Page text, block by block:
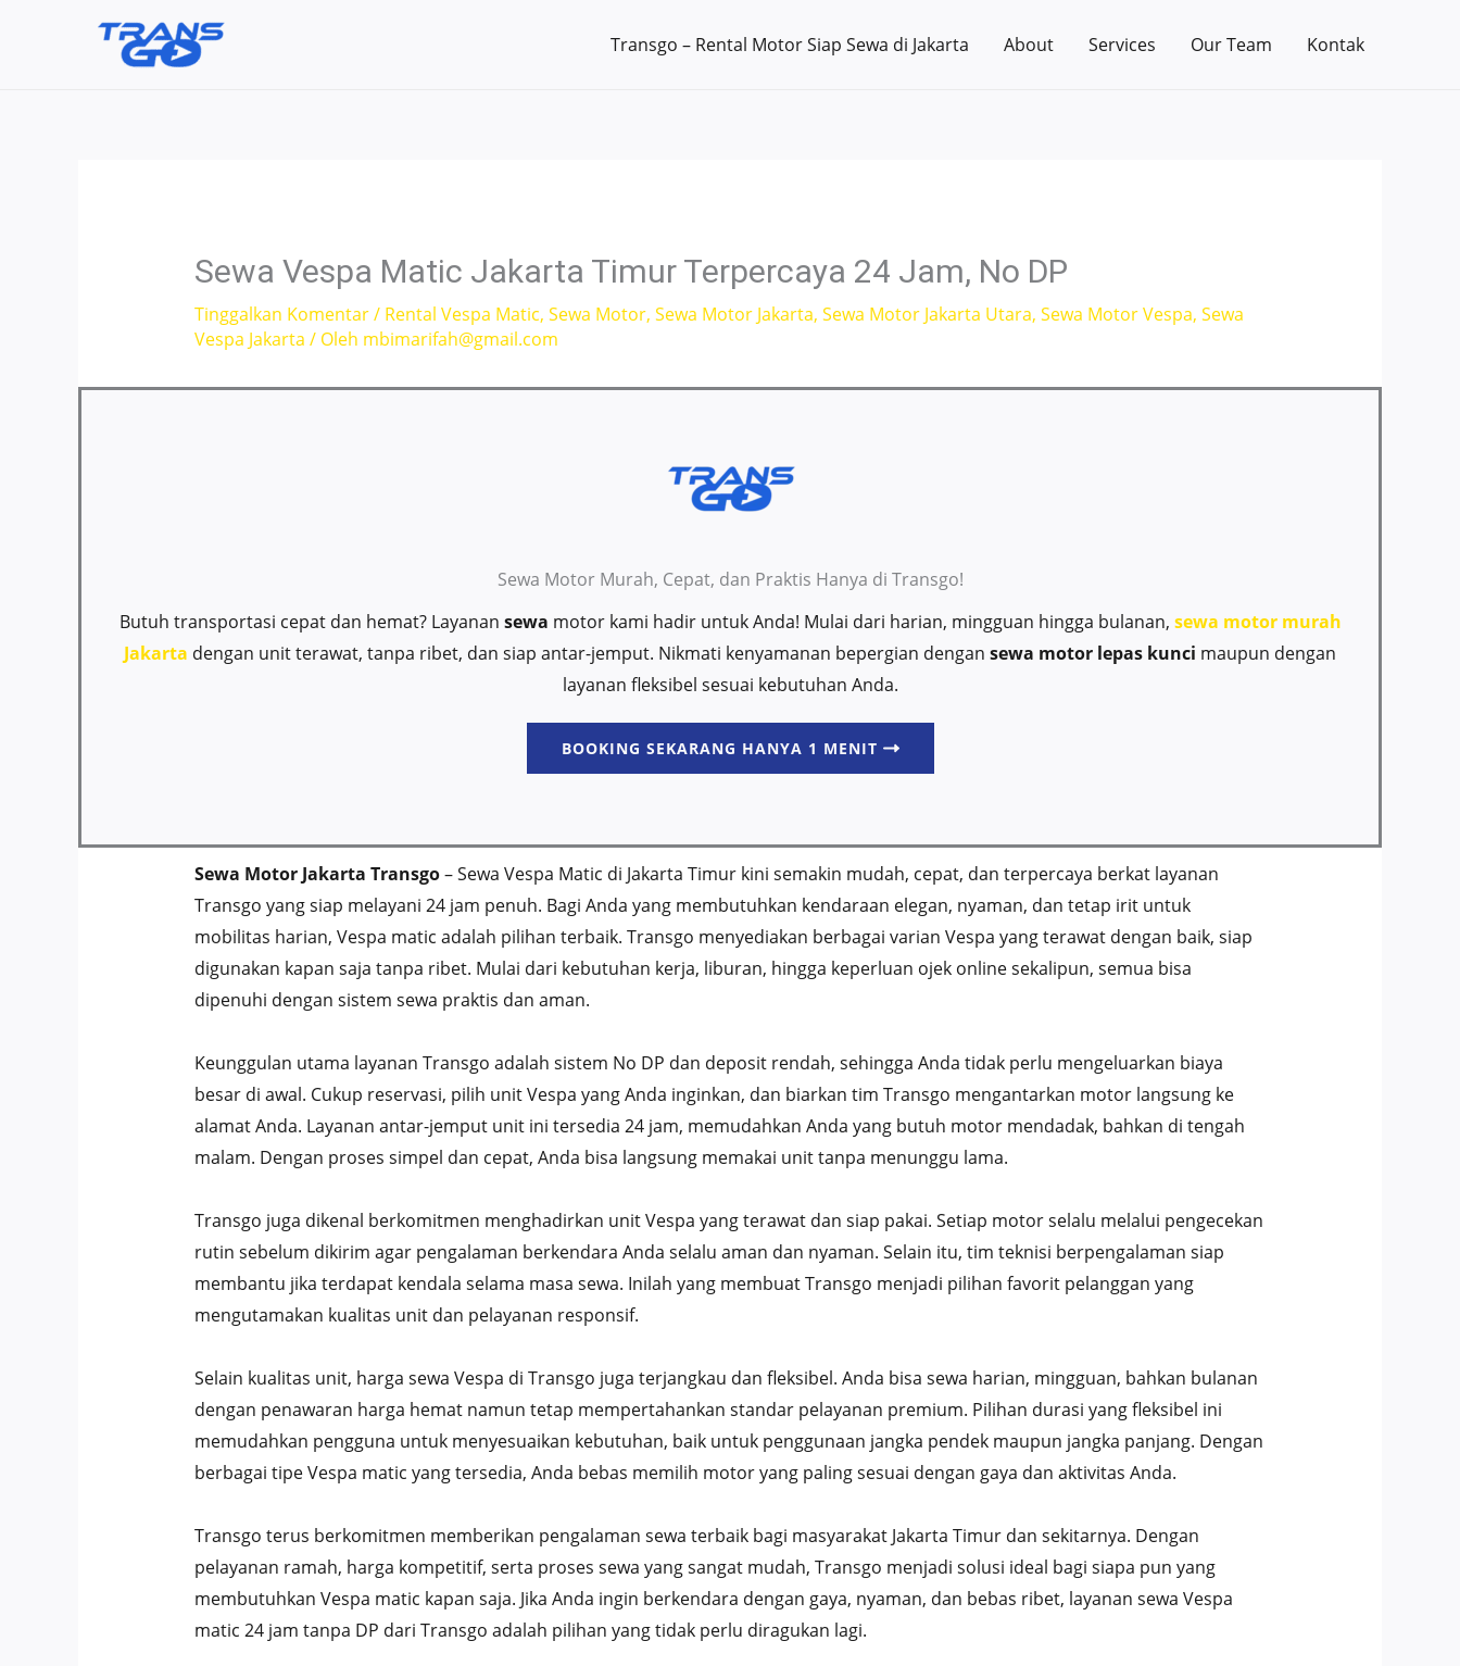
Transgo – Rental Motor Siap Sewa di Jakarta About Services Our Team Kontak
Sewa Vespa Matic Jakarta Timur Terpercaya 24 Jam, No DP
Tinggalkan Komentar/ Rental Vespa Matic, Sewa Motor, Sewa Motor Jakarta, Sewa Motor Jakarta Utara, Sewa Motor Vespa, Sewa
Vespa Jakarta / Oleh mbimarifah@gmail.com
Sewa Motor Murah, Cepat, dan Praktis Hanya di Transgo!
Butuh transportasi cepat dan hemat? Layanan sewa motor kami hadir untuk Anda! Mulai dari harian, mingguan hingga bulanan, sewa motor murah
Jakarta dengan unit terawat, tanpa ribet, dan siap antar-jemput. Nikmati kenyamanan bepergian dengan sewa motor lepas kunci maupun dengan
layanan fleksibel sesuai kebutuhan Anda.
BOOKING SEKARANG HANYA 1 MENIT
Sewa Motor Jakarta Transgo– Sewa Vespa Matic di Jakarta Timur kini semakin mudah, cepat, dan terpercaya berkat layanan
Transgo yang siap melayani 24 jam penuh. Bagi Anda yang membutuhkan kendaraan elegan, nyaman, dan tetap irit untuk
mobilitas harian, Vespa matic adalah pilihan terbaik. Transgo menyediakan berbagai varian Vespa yang terawat dengan baik, siap
digunakan kapan saja tanpa ribet. Mulai dari kebutuhan kerja, liburan, hingga keperluan ojek online sekalipun, semua bisa
dipenuhi dengan sistem sewa praktis dan aman.
Keunggulan utama layanan Transgo adalah sistem No DP dan deposit rendah, sehingga Anda tidak perlu mengeluarkan biaya
besar di awal. Cukup reservasi, pilih unit Vespa yang Anda inginkan, dan biarkan tim Transgo mengantarkan motor langsung ke
alamat Anda. Layanan antar-jemput unit ini tersedia 24 jam, memudahkan Anda yang butuh motor mendadak, bahkan di tengah
malam. Dengan proses simpel dan cepat, Anda bisa langsung memakai unit tanpa menunggu lama.
Transgo juga dikenal berkomitmen menghadirkan unit Vespa yang terawat dan siap pakai. Setiap motor selalu melalui pengecekan
rutin sebelum dikirim agar pengalaman berkendara Anda selalu aman dan nyaman. Selain itu, tim teknisi berpengalaman siap
membantu jika terdapat kendala selama masa sewa. Inilah yang membuat Transgo menjadi pilihan favorit pelanggan yang
mengutamakan kualitas unit dan pelayanan responsif.
Selain kualitas unit, harga sewa Vespa di Transgo juga terjangkau dan fleksibel. Anda bisa sewa harian, mingguan, bahkan bulanan
dengan penawaran harga hemat namun tetap mempertahankan standar pelayanan premium. Pilihan durasi yang fleksibel ini
memudahkan pengguna untuk menyesuaikan kebutuhan, baik untuk penggunaan jangka pendek maupun jangka panjang. Dengan
berbagai tipe Vespa matic yang tersedia, Anda bebas memilih motor yang paling sesuai dengan gaya dan aktivitas Anda.
Transgo terus berkomitmen memberikan pengalaman sewa terbaik bagi masyarakat Jakarta Timur dan sekitarnya. Dengan
pelayanan ramah, harga kompetitif, serta proses sewa yang sangat mudah, Transgo menjadi solusi ideal bagi siapa pun yang
membutuhkan Vespa matic kapan saja. Jika Anda ingin berkendara dengan gaya, nyaman, dan bebas ribet, layanan sewa Vespa
matic 24 jam tanpa DP dari Transgo adalah pilihan yang tidak perlu diragukan lagi.